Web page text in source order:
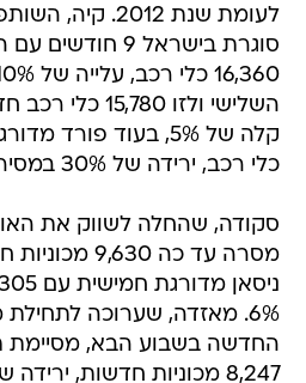
לעומת שנת 2012.
סוגרת בישראל 9
השלישי ולזו
כלי רכב, ירידה של 30% במסירות.
סקודה, שהחלה לשווק את
החדשה בשבוע הבא, מסיימת